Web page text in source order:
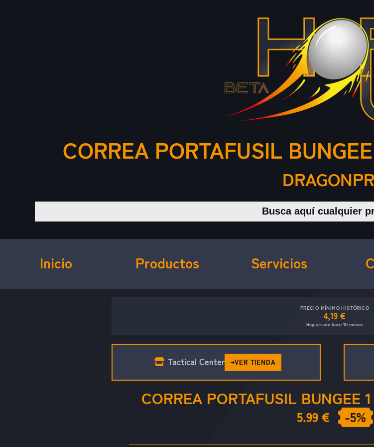
CORREA PORTAFUSIL
Buscar
Inicio Productos Servicios
PRECIO MÍNIMO HISTÓRICO
4,19 €
Registrado hace 10 meses
Tactical Center VER TIENDA
CORREA PORTAFUSIL BUNGEE
5.99 € -5%